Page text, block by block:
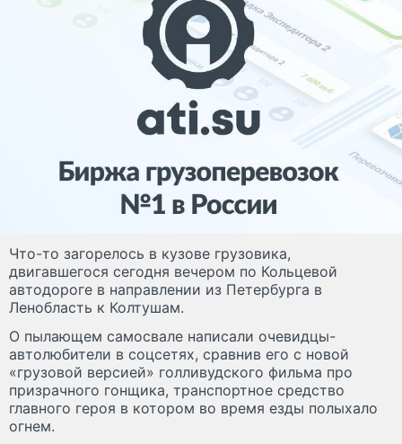
Что-то загорелось в кузове грузовика,
двигавшегося сегодня вечером по Кольцевой
автодороге в направлении из Петербурга в
Ленобласть к Колтушам.
О пылающем самосвале написали очевидцы-
автолюбители в соцсетях, сравнив его с новой
«грузовой версией» голливудского фильма про
призрачного гонщика, транспортное средство
главного героя в котором во время езды полыхало
огнем.